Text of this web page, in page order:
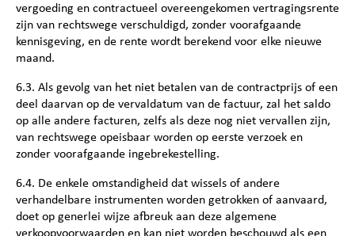
vergoeding en contractueel overeengekomen vertragingsrente
zijn van rechtswege verschuldigd, zonder voorafgaande
kennisgeving, en de rente wordt berekend voor elke nieuwe
maand.
6.3. Als gevolg van het niet betalen van de contractprijs of een
deel daarvan op de vervaldatum van de factuur, zal het saldo
op alle andere facturen, zelfs als deze nog niet vervallen zijn,
van rechtswege opeisbaar worden op eerste verzoek en
zonder voorafgaande ingebrekestelling.
6.4. De enkele omstandigheid dat wissels of andere
verhandelbare instrumenten worden getrokken of aanvaard,
doet op generlei wijze afbreuk aan deze algemene